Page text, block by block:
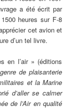
a été écrit par
heures sur F-8
cet avion et
d’un tel livre.
en l’air » (éditions
de plaisanterie
et la Marine
d’aller se calmer
de l’Air en qualité